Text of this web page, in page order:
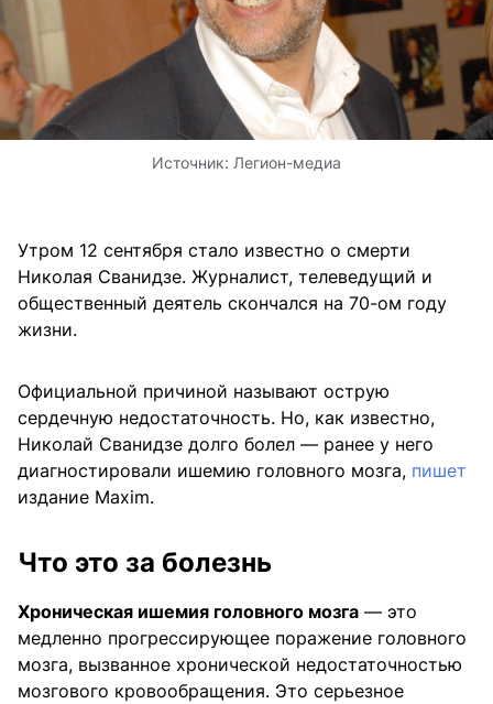
Источник: Легион-медиа
Утром 12 сентября стало известно о смерти
Николая Сванидзе. Журналист, телеведущий и
общественный деятель скончался на 70-ом году
жизни.
Официальной причиной называют острую
сердечную недостаточность. Но, как известно,
Николай Сванидзе долго болел — ранее у него
диагностировали ишемию головного мозга, пишет
издание Maxim.
Что это за болезнь
Хроническая ишемия головного мозга — это
медленно прогрессирующее поражение головного
мозга, вызванное хронической недостаточностью
мозгового кровообращения. Это серьезное